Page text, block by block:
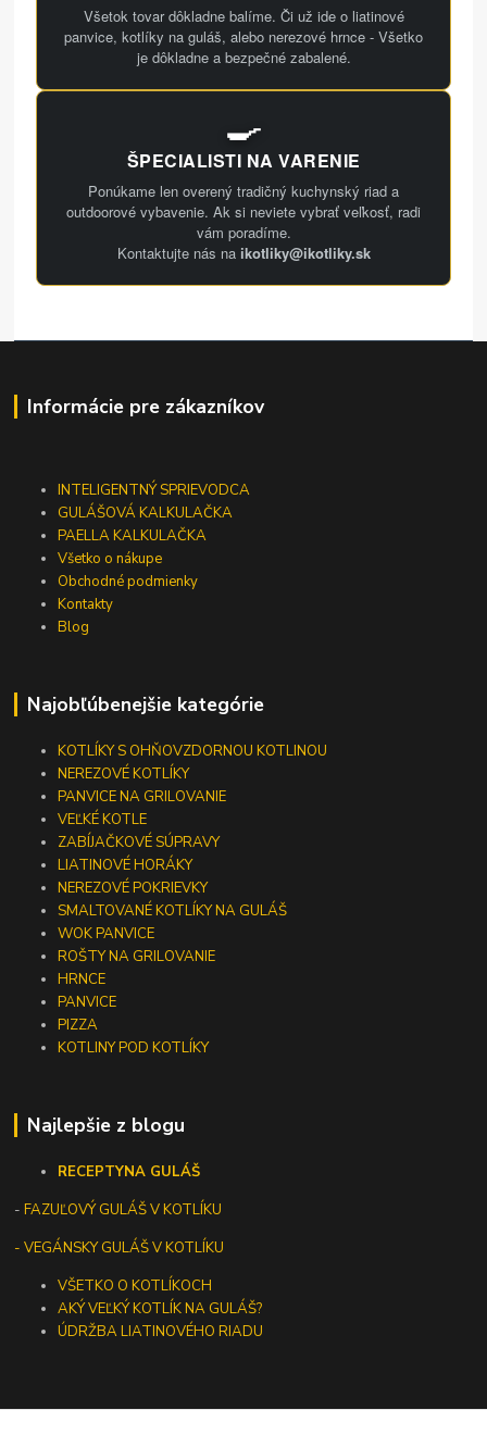
Všetok tovar dôkladne balíme. Či už ide o liatinové
panvice, kotlíky na guláš, alebo nerezové hrnce - Všetko
je dôkladne a bezpečné zabalené.
🍳
ŠPECIALISTI NA VARENIE
Ponúkame len overený tradičný kuchynský riad a
outdoorové vybavenie. Ak si neviete vybrať veľkosť, radi
vám poradíme.
Kontaktujte nás na ikotliky@ikotliky.sk
Informácie pre zákazníkov
INTELIGENTNÝ SPRIEVODCA
GULÁŠOVÁ KALKULAČKA
PAELLA KALKULAČKA
Všetko o nákupe
Obchodné podmienky
Kontakty
Blog
Najobľúbenejšie kategórie
KOTLÍKY S OHŇOVZDORNOU KOTLINOU
NEREZOVÉ KOTLÍKY
PANVICE NA GRILOVANIE
VEĽKÉ KOTLE
ZABÍJAČKOVÉ SÚPRAVY
LIATINOVÉ HORÁKY
NEREZOVÉ POKRIEVKY
SMALTOVANÉ KOTLÍKY NA GULÁŠ
WOK PANVICE
ROŠTY NA GRILOVANIE
HRNCE
PANVICE
PIZZA
KOTLINY POD KOTLÍKY
Najlepšie z blogu
RECEPTYNA GULÁŠ
-FAZUĽOVÝ GULÁŠ V KOTLÍKU
- VEGÁNSKY GULÁŠ V KOTLÍKU
VŠETKO O KOTLÍKOCH
AKÝ VEĽKÝ KOTLÍK NA GULÁŠ?
ÚDRŽBA LIATINOVÉHO RIADU